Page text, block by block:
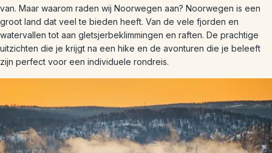
van. Maar waarom raden wij Noorwegen aan? Noorwegen is een
groot land dat veel te bieden heeft. Van de vele fjorden en
watervallen tot aan gletsjerbeklimmingen en raften. De prachtige
uitzichten die je krijgt na een hike en de avonturen die je beleeft
zijn perfect voor een individuele rondreis.